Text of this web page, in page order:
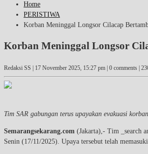
Home
PERISTIWA
Korban Meninggal Longsor Cilacap
Korban Meninggal Longsor
Redaksi SS | 17 November 2025, 15:27 pm | 0 comments |
Tim SAR gabungan terus upayakan evakuasi
Semarangsekarang.com (Jakarta),- Tim _search
Senin (17/11/2025). Upaya tersebut telah